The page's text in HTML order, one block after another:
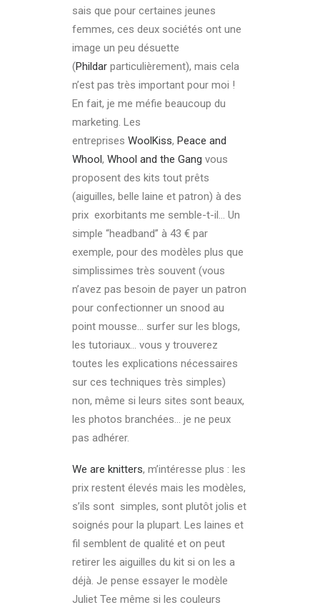
sais que pour certaines jeunes
femmes, ces deux sociétés ont une
image un peu désuette
(Phildar particulièrement), mais cela
n’est pas très important pour moi !
En fait, je me méfie beaucoup du
marketing. Les
entreprises WoolKiss, Peace and
Whool, Whool and the Gang vous
proposent des kits tout prêts
(aiguilles, belle laine et patron) à des
prix exorbitants me semble-t-il… Un
simple “headband” à 43 € par
exemple, pour des modèles plus que
simplissimes très souvent (vous
n’avez pas besoin de payer un patron
pour confectionner un snood au
point mousse… surfer sur les blogs,
les tutoriaux… vous y trouverez
toutes les explications nécessaires
sur ces techniques très simples)
non, même si leurs sites sont beaux,
les photos branchées… je ne peux
pas adhérer.
We are knitters, m’intéresse plus : les
prix restent élevés mais les modèles,
s’ils sont simples, sont plutôt jolis et
soignés pour la plupart. Les laines et
fil semblent de qualité et on peut
retirer les aiguilles du kit si on les a
déjà. Je pense essayer le modèle
Juliet Tee même si les couleurs